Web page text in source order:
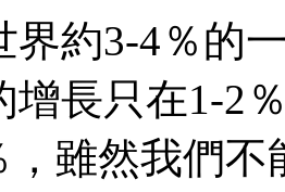
界約3-4％的
增長只在1-2
，雖然我們